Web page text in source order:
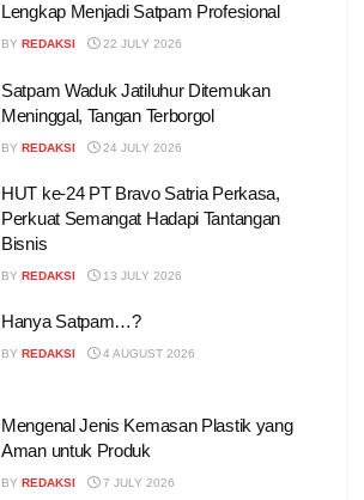
Lengkap Menjadi Satpam Profesional
BY REDAKSI 22 JULY 2026
Satpam Waduk Jatiluhur Ditemukan
Meninggal, Tangan Terborgol
BY REDAKSI 24 JULY 2026
HUT ke-24 PT Bravo Satria Perkasa,
Perkuat Semangat Hadapi Tantangan
Bisnis
BY REDAKSI 13 JULY 2026
Hanya Satpam…?
BY REDAKSI 4 AUGUST 2026
Mengenal Jenis Kemasan Plastik yang
Aman untuk Produk
BY REDAKSI 7 JULY 2026